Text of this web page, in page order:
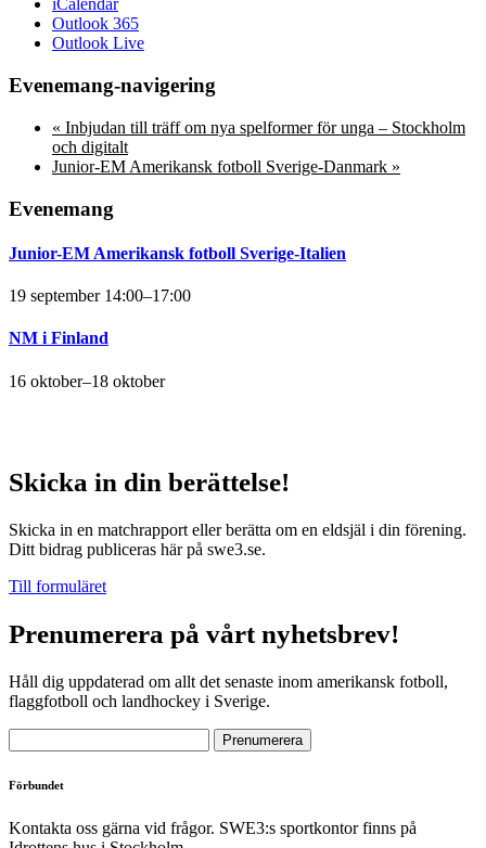
iCalendar
Outlook 365
Outlook Live
Evenemang-navigering
« Inbjudan till träff om nya spelformer för unga – Stockholm
och digitalt
Junior-EM Amerikansk fotboll Sverige-Danmark »
Evenemang
Junior-EM Amerikansk fotboll Sverige-Italien
19 september 14:00–17:00
NM i Finland
16 oktober–18 oktober
Skicka in din berättelse!
Skicka in en matchrapport eller berätta om en eldsjäl i din förening.
Ditt bidrag publiceras här på swe3.se.
Till formuläret
Prenumerera på vårt nyhetsbrev!
Håll dig uppdaterad om allt det senaste inom amerikansk fotboll,
flaggfotboll och landhockey i Sverige.
Förbundet
Kontakta oss gärna vid frågor. SWE3:s sportkontor finns på